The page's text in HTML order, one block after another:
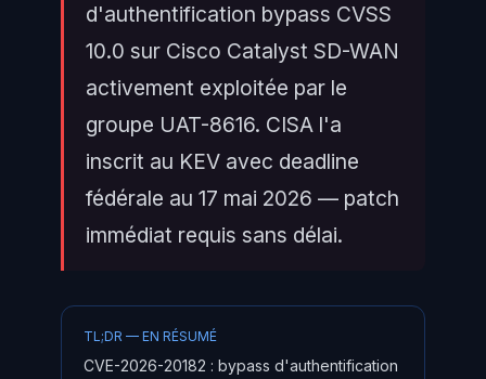
d'authentification bypass CVSS
10.0 sur Cisco Catalyst SD-WAN
activement exploitée par le
groupe UAT-8616. CISA l'a
inscrit au KEV avec deadline
fédérale au 17 mai 2026 — patch
immédiat requis sans délai.
TL;DR — EN RÉSUMÉ
CVE-2026-20182 : bypass d'authentification